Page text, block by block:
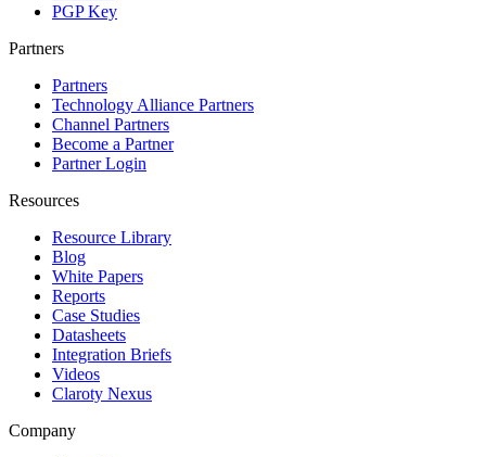
PGP Key
Partners
Partners
Technology Alliance Partners
Channel Partners
Become a Partner
Partner Login
Resources
Resource Library
Blog
White Papers
Reports
Case Studies
Datasheets
Integration Briefs
Videos
Claroty Nexus
Company